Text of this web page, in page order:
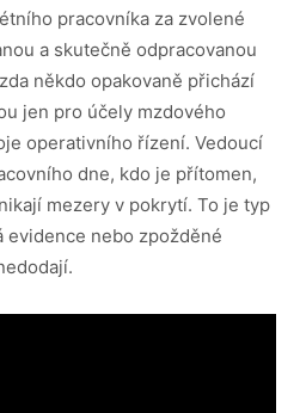
pracovníka za zvolené
a skutečně odpracovanou
někdo opakovaně přichází
jen pro účely mzdového
operativního řízení. Vedoucí
dne, kdo je přítomen,
mezery v pokrytí. To je typ
evidence nebo zpožděné